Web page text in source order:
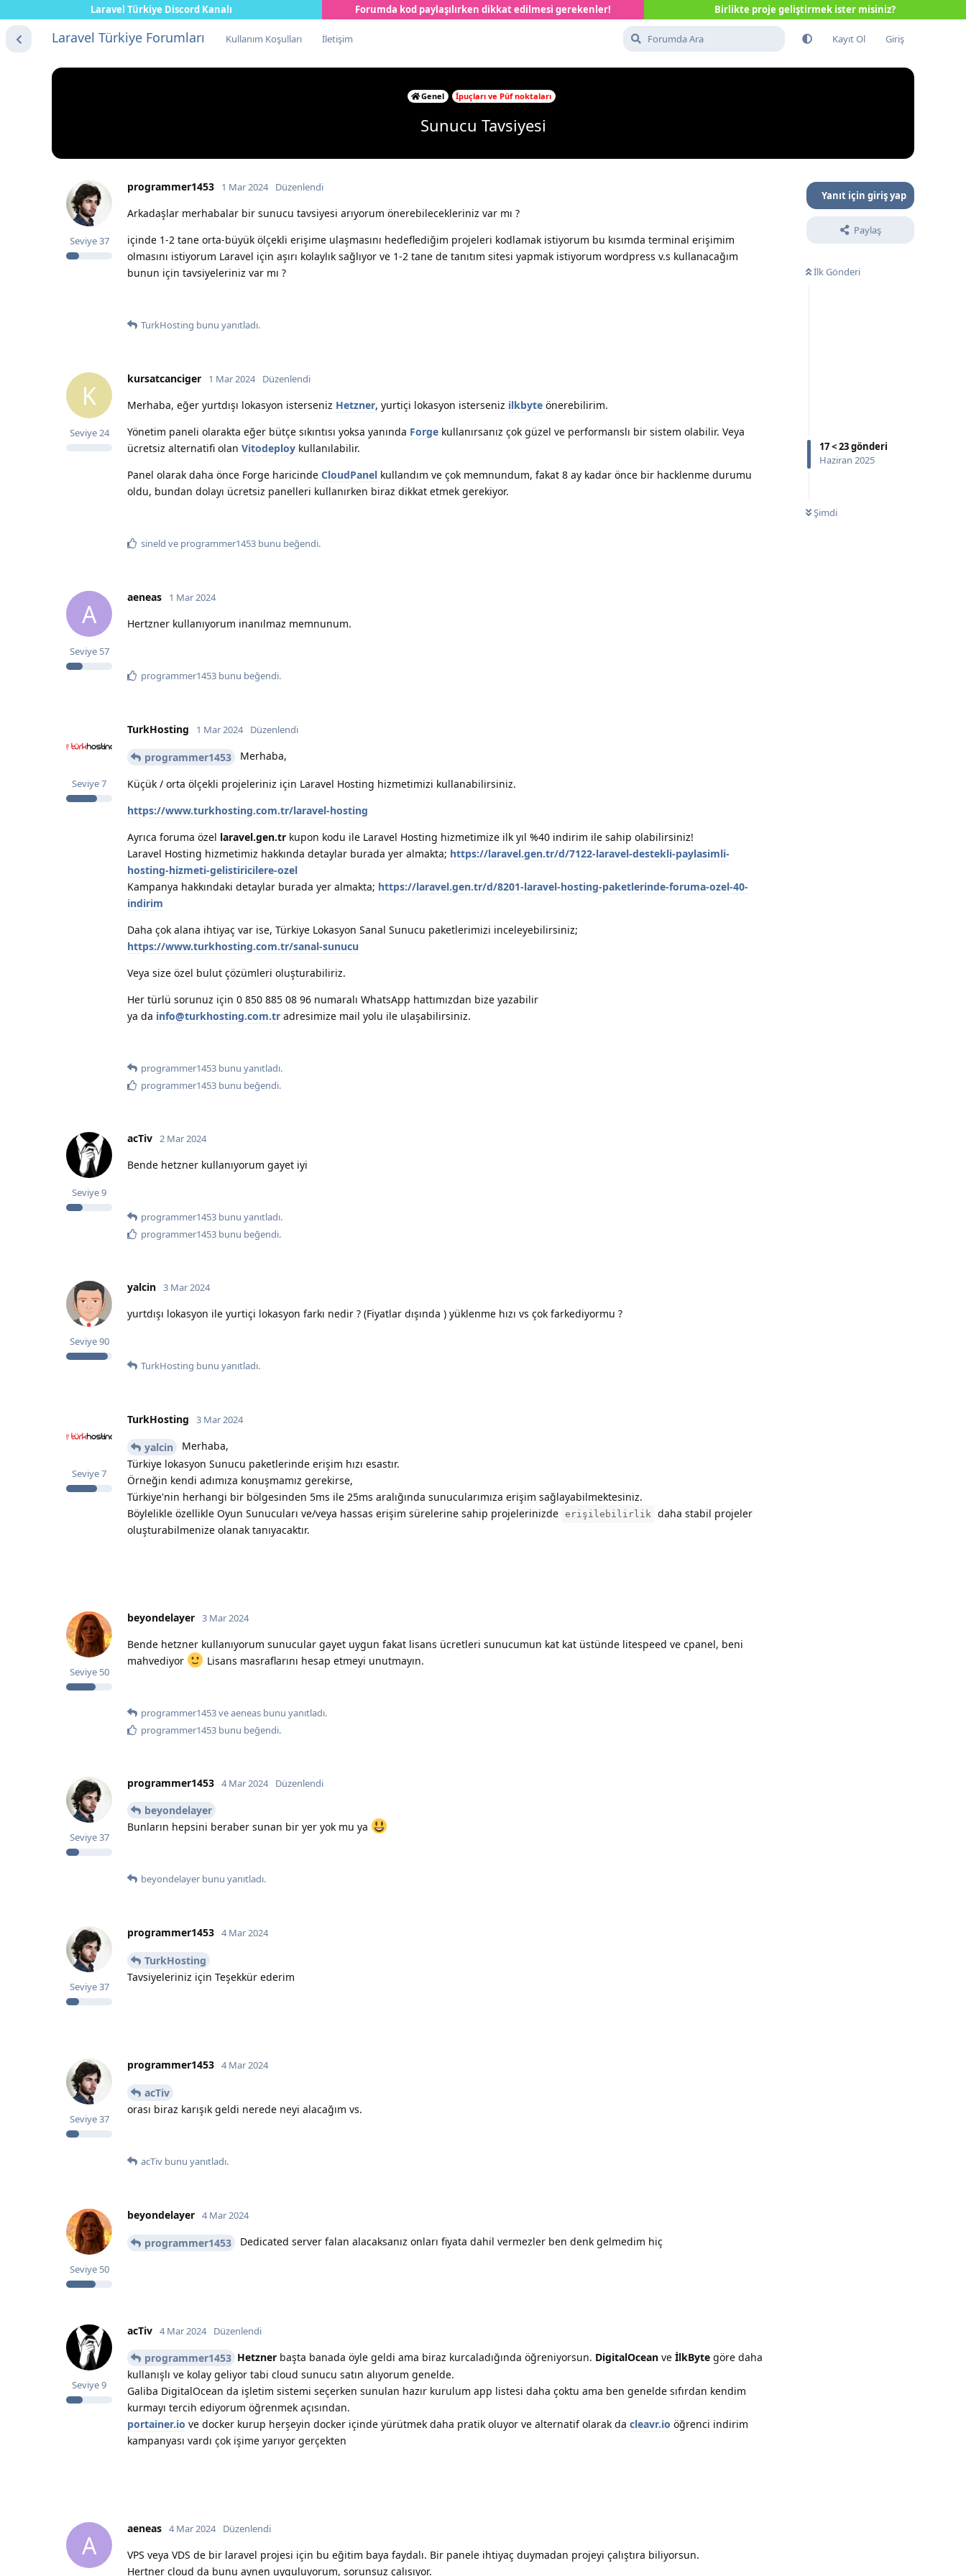
Laravel Türkiye Discord Kanalı Forumda kod paylaşılırken dikkat edilmesi gerekenler! Birlikte proje geliştirmek ister misiniz?
Laravel Türkiye Forumları Kullanım Koşulları İletişim Kayıt Ol Giriş
Genel İpuçları ve Püf noktaları
Sunucu Tavsiyesi
Yanıt için giriş yap
Paylaş
İlk Gönderi
17<23gönderi
Haziran 2025
Şimdi
programmer1453
Seviye37
1 Mar 2024 Düzenlendi
Arkadaşlar merhabalar bir sunucu tavsiyesi arıyorum önerebilecekleriniz var mı ?
içinde 1-2 tane orta-büyük ölçekli erişime ulaşmasını hedeflediğim projeleri kodlamak istiyorum bu kısımda terminal erişimim
olmasını istiyorum Laravel için aşırı kolaylık sağlıyor ve 1-2 tane de tanıtım sitesi yapmak istiyorum wordpress v.s kullanacağım
bunun için tavsiyeleriniz var mı ?
TurkHosting bunu yanıtladı.
K
kursatcanciger
Seviye24
1 Mar 2024 Düzenlendi
Merhaba, eğer yurtdışı lokasyon isterseniz Hetzner, yurtiçi lokasyon isterseniz ilkbyte önerebilirim.
Yönetim paneli olarakta eğer bütçe sıkıntısı yoksa yanında Forge kullanırsanız çok güzel ve performanslı bir sistem olabilir. Veya
ücretsiz alternatifi olan Vitodeploy kullanılabilir.
Panel olarak daha önce Forge haricinde CloudPanel kullandım ve çok memnundum, fakat 8 ay kadar önce bir hacklenme durumu
oldu, bundan dolayı ücretsiz panelleri kullanırken biraz dikkat etmek gerekiyor.
sineld ve programmer1453 bunu beğendi.
A
aeneas
Seviye 57
1 Mar 2024
Hertzner kullanıyorum inanılmaz memnunum.
programmer1453 bunu beğendi.
TurkHosting
Seviye7
1 Mar 2024 Düzenlendi
programmer1453 Merhaba,
Küçük / orta ölçekli projeleriniz için Laravel Hosting hizmetimizi kullanabilirsiniz.
https://www.turkhosting.com.tr/laravel-hosting
Ayrıca foruma özel laravel.gen.tr kupon kodu ile Laravel Hosting hizmetimize ilk yıl %40 indirim ile sahip olabilirsiniz!
Laravel Hosting hizmetimiz hakkında detaylar burada yer almakta; https://laravel.gen.tr/d/7122-laravel-destekli-paylasimli-
hosting-hizmeti-gelistiricilere-ozel
Kampanya hakkındaki detaylar burada yer almakta; https://laravel.gen.tr/d/8201-laravel-hosting-paketlerinde-foruma-ozel-40-
indirim
Daha çok alana ihtiyaç var ise, Türkiye Lokasyon Sanal Sunucu paketlerimizi inceleyebilirsiniz;
https://www.turkhosting.com.tr/sanal-sunucu
Veya size özel bulut çözümleri oluşturabiliriz.
Her türlü sorunuz için 0 850 885 08 96 numaralı WhatsApp hattımızdan bize yazabilir
ya da info@turkhosting.com.tr adresimize mail yolu ile ulaşabilirsiniz.
programmer1453 bunu yanıtladı.
programmer1453 bunu beğendi.
acTiv
Seviye9
2 Mar 2024
Bende hetzner kullanıyorum gayet iyi
programmer1453 bunu yanıtladı.
programmer1453 bunu beğendi.
yalcin
Seviye90
3 Mar 2024
yurtdışı lokasyon ile yurtiçi lokasyon farkı nedir ? (Fiyatlar dışında ) yüklenme hızı vs çok farkediyormu ?
TurkHosting bunu yanıtladı.
TurkHosting
Seviye7
3 Mar 2024
yalcin
Merhaba,
Türkiye lokasyon Sunucu paketlerinde erişim hızı esastır.
Örneğin kendi adımıza konuşmamız gerekirse,
Türkiye'nin herhangi bir bölgesinden 5ms ile 25ms aralığında sunucularımıza erişim sağlayabilmektesiniz.
Böylelikle özellikle Oyun Sunucuları ve/veya hassas erişim sürelerine sahip projelerinizde erişilebilirlik
daha stabil projeler
oluşturabilmenize olanak tanıyacaktır.
beyondelayer
Seviye 50
3 Mar 2024
Bende hetzner kullanıyorum sunucular gayet uygun fakat lisans ücretleri sunucumun kat kat üstünde litespeed ve cpanel, beni
mahvediyor
Lisans masraflarını hesap etmeyi unutmayın.
programmer1453veaeneas bunu yanıtladı.
programmer1453 bunu beğendi.
programmer1453
Seviye37
4 Mar 2024 Düzenlendi
beyondelayer
Bunların hepsini beraber sunan bir yer yok mu ya
beyondelayer bunu yanıtladı.
programmer1453
Seviye37
4 Mar 2024
TurkHosting
Tavsiyeleriniz için Teşekkür ederim
programmer1453
Seviye37
4 Mar 2024
acTiv
orası biraz karışık geldi nerede neyi alacağım vs.
acTiv bunu yanıtladı.
beyondelayer
Seviye 50
4 Mar 2024
programmer1453 Dedicated server falan alacaksanız onları fiyata dahil vermezler ben denk gelmedim hiç
acTiv
Seviye9
4 Mar 2024 Düzenlendi
programmer1453 Hetzner başta banada öyle geldi ama biraz kurcaladığında öğreniyorsun. DigitalOcean ve İlkByte göre daha
kullanışlı ve kolay geliyor tabi cloud sunucu satın alıyorum genelde.
Galiba DigitalOcean da işletim sistemi seçerken sunulan hazır kurulum app listesi daha çoktu ama ben genelde sıfırdan kendim
kurmayı tercih ediyorum öğrenmek açısından.
portainer.io ve docker kurup herşeyin docker içinde yürütmek daha pratik oluyor ve alternatif olarak da cleavr.io öğrenci indirim
kampanyası vardı çok işime yarıyor gerçekten
A
aeneas 4 Mar 2024 Düzenlendi
VPS veya VDS de bir laravel projesi için bu eğitim baya faydalı. Bir panele ihtiyaç duymadan projeyi çalıştıra biliyorsun.
Hertner cloud da bunu aynen uyguluyorum, sorunsuz çalışıyor.